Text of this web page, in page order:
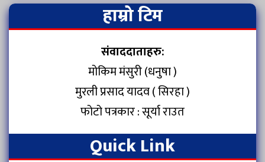
हाम्रो टिम
संवाददाताहरु:
मोकिम मंसुरी (धनुषा )
मुरली प्रसाद यादव ( सिरहा )
फोटो पत्रकार : सूर्या राउत
Quick Link